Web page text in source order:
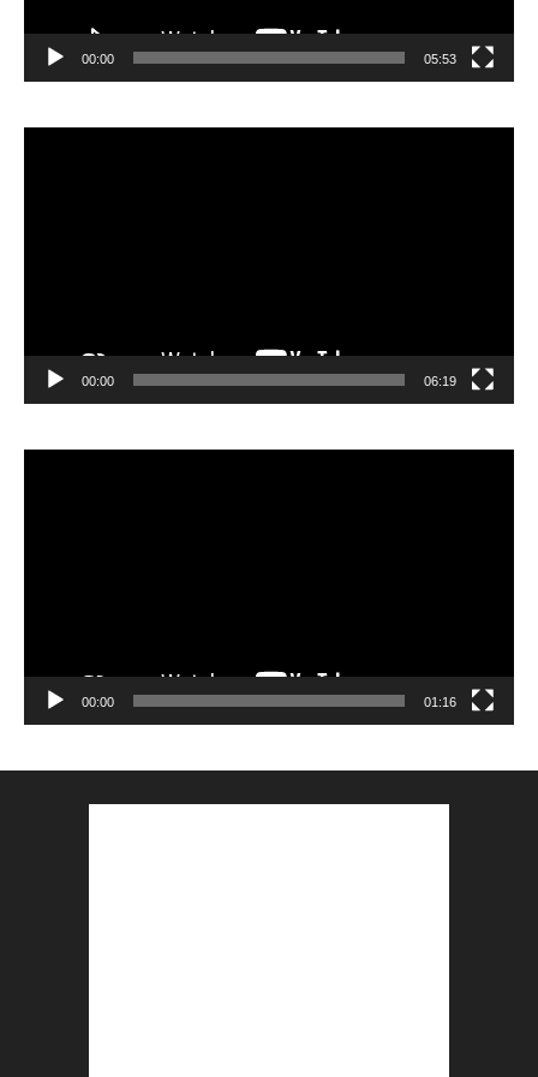
00:00 05:53
00:00 06:19
00:00 01:16